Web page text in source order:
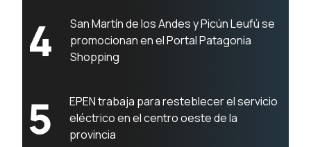
4
San Martín de los Andes y Picún Leufú se
promocionan en el Portal Patagonia
Shopping
5
EPEN trabaja para resteblecer el servicio
eléctrico en el centro oeste de la
provincia